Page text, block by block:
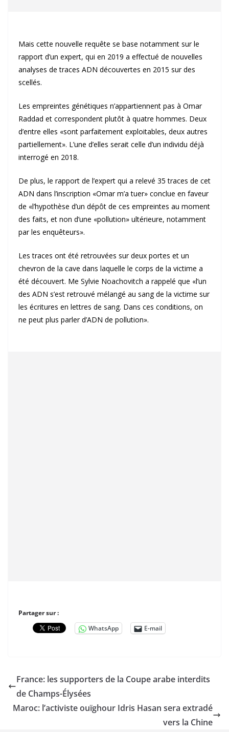
Mais cette nouvelle requête se base notamment sur le
rapport d’un expert, qui en 2019 a effectué de nouvelles
analyses de traces ADN découvertes en 2015 sur des
scellés.
Les empreintes génétiques n’appartiennent pas à Omar
Raddad et correspondent plutôt à quatre hommes. Deux
d’entre elles «sont parfaitement exploitables, deux autres
partiellement». L’une d’elles serait celle d’un individu déjà
interrogé en 2018.
De plus, le rapport de l’expert qui a relevé 35 traces de cet
ADN dans l’inscription «Omar m’a tuer» conclue en faveur
de «l’hypothèse d’un dépôt de ces empreintes au moment
des faits, et non d’une «pollution» ultérieure, notamment
par les enquêteurs».
Les traces ont été retrouvées sur deux portes et un
chevron de la cave dans laquelle le corps de la victime a
été découvert. Me Sylvie Noachovitch a rappelé que «l’un
des ADN s’est retrouvé mélangé au sang de la victime sur
les écritures en lettres de sang. Dans ces conditions, on
ne peut plus parler d’ADN de pollution».
Partager sur :
WhatsApp
E-mail
France: les supporters de la Coupe arabe interdits
de Champs-Élysées
Maroc: l’activiste ouïghour Idris Hasan sera extradé
vers la Chine